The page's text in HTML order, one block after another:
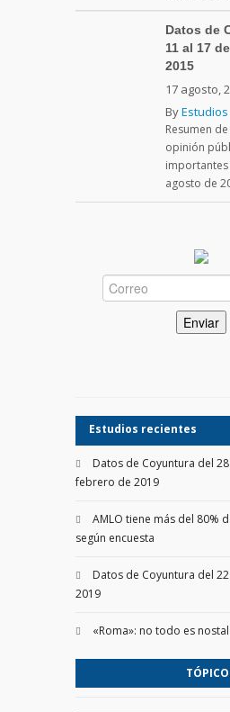
Datos de
11 al 17
2015
17 agosto,
ByEstudios
Resumen
opinión
importantes
agosto de
Estudios recientes
Datos de Coyuntura del
febrero de 2019
AMLO tiene más del 80%
según encuesta
Datos de Coyuntura del
2019
«Roma»: no todo es